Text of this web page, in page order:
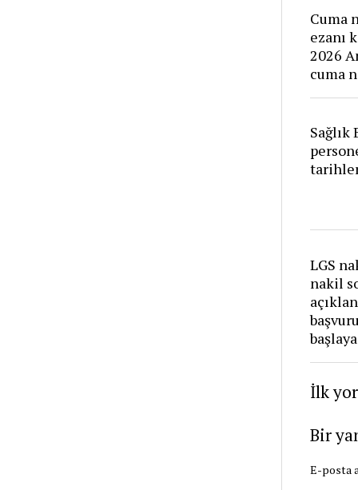
Cuma
ezanı
2026
cuma
Sağlık
LGS
nakil
İlk
Bir
E-posta